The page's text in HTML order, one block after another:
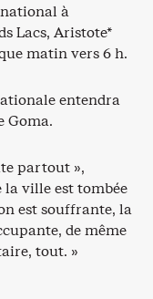
à
Lacs, Aristote*
matin vers 6 h.
entendra
Goma.
partout »,
la ville est tombée
est souffrante, la
de même
tout. »